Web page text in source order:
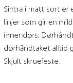
Sintra i matt sort er
linjer som gir en
innendørs.
dørhåndtaket alltid
Skjult skruefeste.